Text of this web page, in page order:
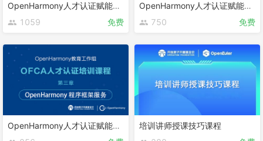
OpenHarmony人才认证赋能课程 第五章
1059
免费
OpenHarmony人才认证赋能课程 第四章
750
免费
OpenHarmony人才认证赋能课程 第三章
培训讲师授课技巧课程